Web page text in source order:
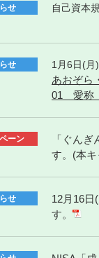
せ 自己資本
せ 1月6日(月
あおぞら
01 愛称
ーン
「ぐん
す。(本
せ
12月16日
す。